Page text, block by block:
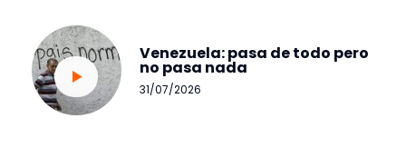
Venezuela: pasa de todo pero
no pasa nada
31/07/2026